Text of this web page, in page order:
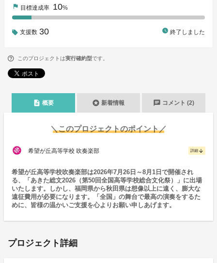
flag 目標達成率 10%
支援数 30 watch_later 終了しました
このプロジェクトは実行確約型です。
description 概要 stars 新着情報 chat コメント (2)
＼このプロジェクトのポイント／
希望が丘高等学校 吹奏楽部 詳細 arrow_downward
希望が丘高等学校吹奏楽部は2026年7月26日～8月1日で開催され
る、「あきた総文2026（第50回全国高等学校総合文化祭）」に出場
いたします。しかし、福岡県から秋田県は想像以上に遠く、膨大な
遠征費用が必要になります。「全国」の舞台で最高の演奏をするた
めに、皆様の温かいご支援を心よりお願い申しあげます。
プロジェクト詳細